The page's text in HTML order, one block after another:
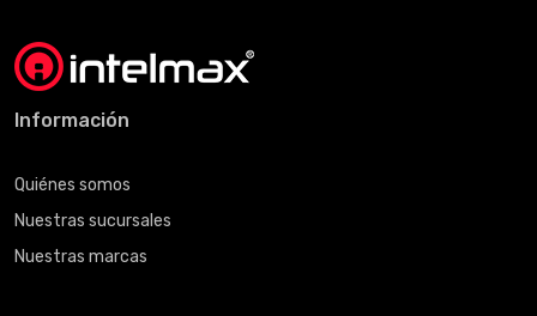
Información
Quiénes somos
Nuestras sucursales
Nuestras marcas